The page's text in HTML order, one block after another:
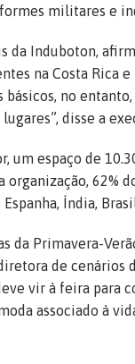
militares e
da Induboton,
na Costa Rica
no
disse a
espaço de
62%
Índia,
Primavera-
de cenários
vir à feira para
associado à